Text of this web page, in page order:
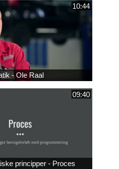
10:44
- Ole Raal
09:40
principper - Proces